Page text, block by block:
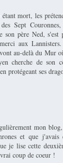
mort, les
Sept
son père Ned,
aux
au-delà du Mur
cherche de son
protégeant ses
mon
et que j'avais
lise cette
coup de coeur !